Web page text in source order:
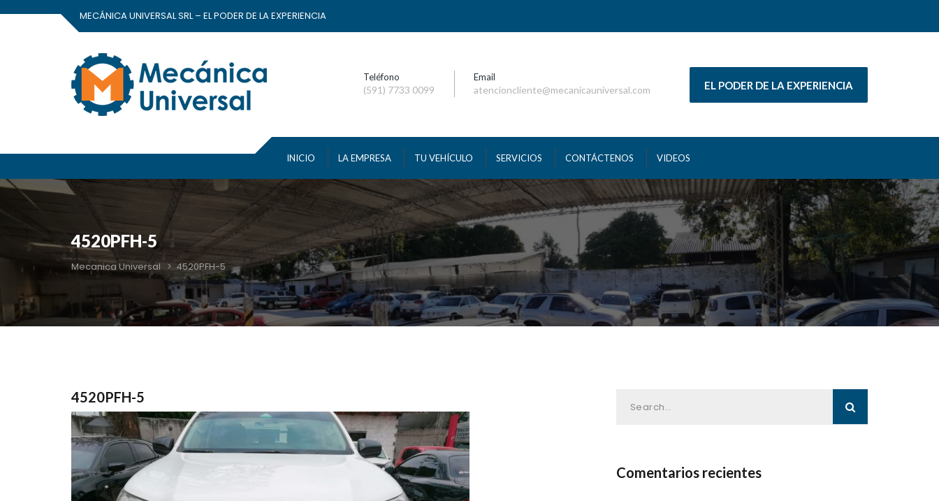
MECÁNICA UNIVERSAL SRL – EL PODER DE LA EXPERIENCIA
Teléfono
(591) 7733 0099
Email
atencioncliente@mecanicauniversal.com EL PODER DE LA EXPERIENCIA
INICIO LA EMPRESA TU VEHÍCULO SERVICIOS CONTÁCTENOS VIDEOS
4520PFH-5
Mecanica Universal > 4520PFH-5
4520PFH-5
Comentarios recientes